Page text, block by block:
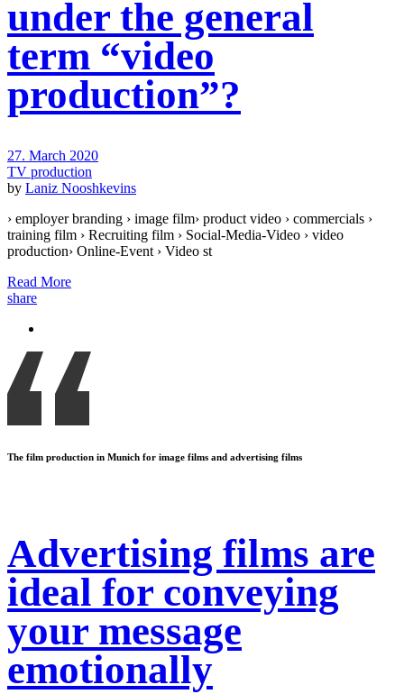
under the general
term “video
production”?
27. March 2020
TV production
by Laniz Nooshkevins
› employer branding › image film› product video › commercials ›
training film › Recruiting film › Social-Media-Video › video
production› Online-Event › Video st
Read More
share
The film production in Munich for image films and advertising films
Advertising films are
ideal for conveying
your message
emotionally